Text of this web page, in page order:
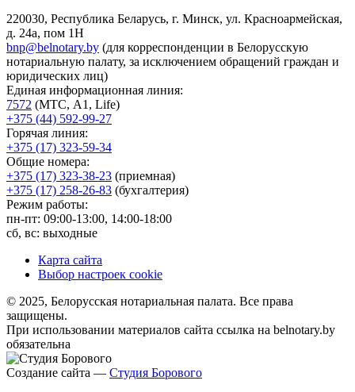
220030, Республика Беларусь, г. Минск, ул. Красноармейская,
д. 24а, пом 1Н
bnp@belnotary.by (для корреспонденции в Белорусскую
нотариальную палату, за исключением обращений граждан и
юридических лиц)
Единая информационная линия:
7572 (МТС, A1, Life)
+375 (44) 592-99-27
Горячая линия:
+375 (17) 323-59-34
Общие номера:
+375 (17) 323-38-23 (приемная)
+375 (17) 258-26-83 (бухгалтерия)
Режим работы:
пн-пт: 09:00-13:00, 14:00-18:00
сб, вс: выходные
Карта сайта
Выбор настроек cookie
© 2025, Белорусская нотариальная палата. Все права
защищены.
При использовании материалов сайта ссылка на belnotary.by
обязательна
Создание сайта — Студия Борового